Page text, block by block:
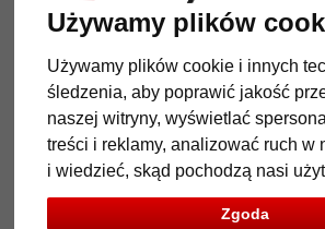
Używamy plików
Używamy plików cookie i innych
śledzenia, aby poprawić jakość
naszej witryny, wyświetlać
treści i reklamy, analizować ruch w
i wiedzieć, skąd pochodzą nasi
Zgoda
Lustro na ścianę
wymiar